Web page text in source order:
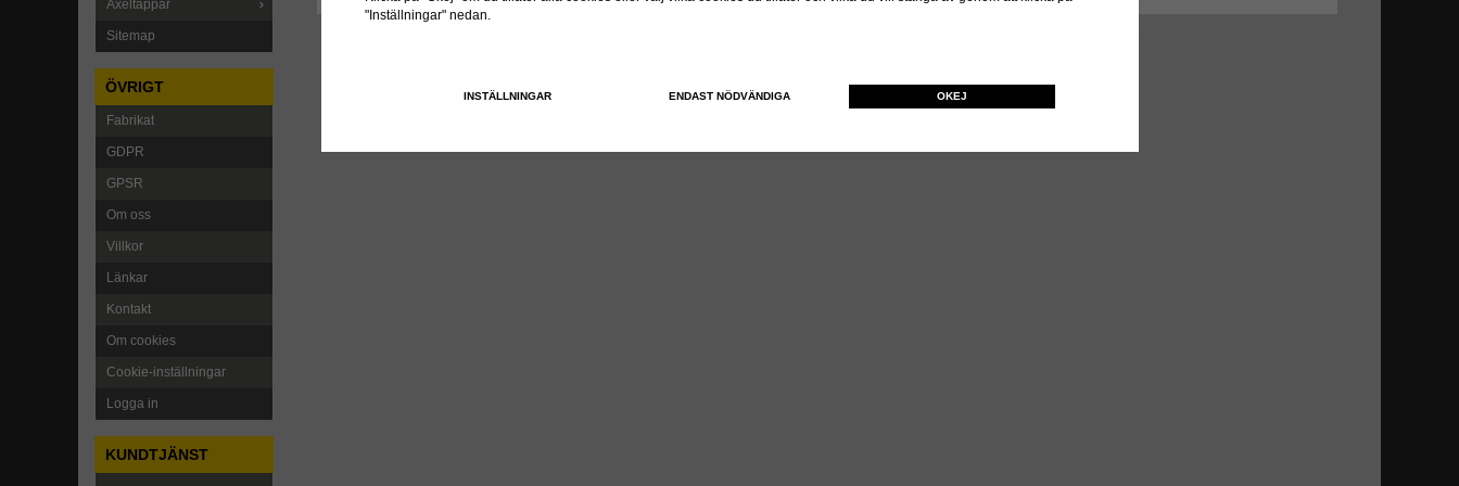
Axeltappar
Sitemap
ÖVRIGT
Fabrikat
GDPR
GPSR
Om oss
Villkor
Länkar
Kontakt
Om cookies
Cookie-inställningar
Logga in
KUNDTJÄNST
"Inställningar" nedan.
INSTÄLLNINGAR ENDAST NÖDVÄNDIGA OKEJ